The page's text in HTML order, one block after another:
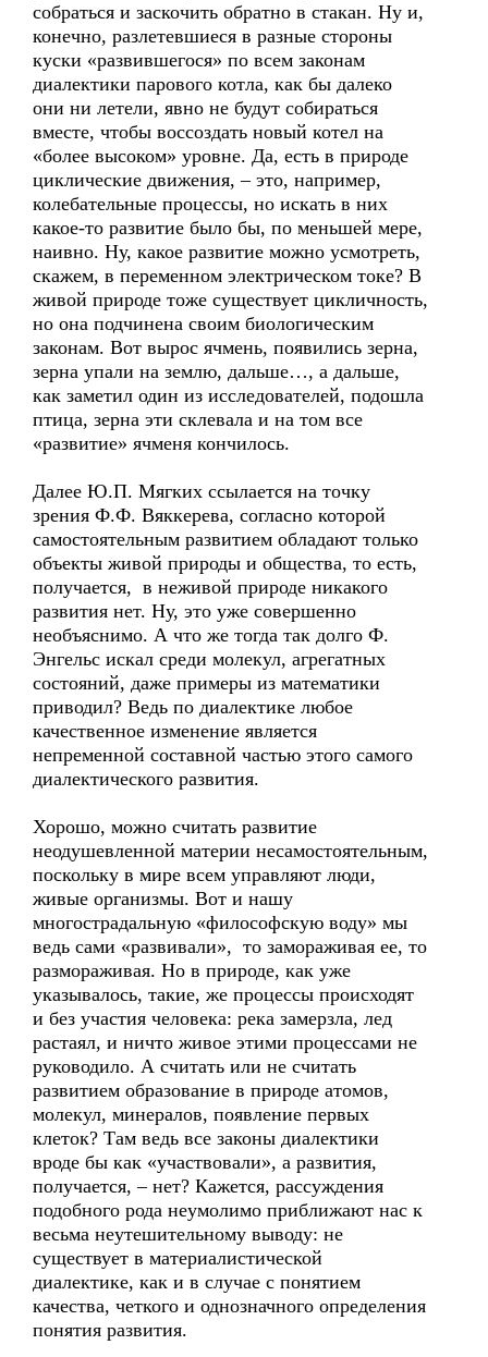
собраться и заскочить обратно в стакан. Ну и,
конечно, разлетевшиеся в разные стороны
куски «развившегося» по всем законам
диалектики парового котла, как бы далеко
они ни летели, явно не будут собираться
вместе, чтобы воссоздать новый котел на
«более высоком» уровне. Да, есть в природе
циклические движения, – это, например,
колебательные процессы, но искать в них
какое-то развитие было бы, по меньшей мере,
наивно. Ну, какое развитие можно усмотреть,
скажем, в переменном электрическом токе? В
живой природе тоже существует цикличность,
но она подчинена своим биологическим
законам. Вот вырос ячмень, появились зерна,
зерна упали на землю, дальше…, а дальше,
как заметил один из исследователей, подошла
птица, зерна эти склевала и на том все
«развитие» ячменя кончилось.
Далее Ю.П. Мягких ссылается на точку
зрения Ф.Ф. Вяккерева, согласно которой
самостоятельным развитием обладают только
объекты живой природы и общества, то есть,
получается, в неживой природе никакого
развития нет. Ну, это уже совершенно
необъяснимо. А что же тогда так долго Ф.
Энгельс искал среди молекул, агрегатных
состояний, даже примеры из математики
приводил? Ведь по диалектике любое
качественное изменение является
непременной составной частью этого самого
диалектического развития.
Хорошо, можно считать развитие
неодушевленной материи несамостоятельным,
поскольку в мире всем управляют люди,
живые организмы. Вот и нашу
многострадальную «философскую воду» мы
ведь сами «развивали», то замораживая ее, то
размораживая. Но в природе, как уже
указывалось, такие, же процессы происходят
и без участия человека: река замерзла, лед
растаял, и ничто живое этими процессами не
руководило. А считать или не считать
развитием образование в природе атомов,
молекул, минералов, появление первых
клеток? Там ведь все законы диалектики
вроде бы как «участвовали», а развития,
получается, – нет? Кажется, рассуждения
подобного рода неумолимо приближают нас к
весьма неутешительному выводу: не
существует в материалистической
диалектике, как и в случае с понятием
качества, четкого и однозначного определения
понятия развития.